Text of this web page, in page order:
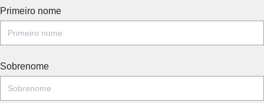
Primeiro nome
Sobrenome